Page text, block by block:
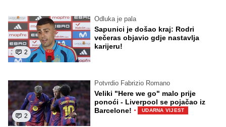
2
Odluka je pala
Sapunici je došao kraj: Rodri
večeras objavio gdje nastavlja
karijeru!
2
Potvrdio Fabrizio Romano
Veliki "Here we go" malo prije
ponoći - Liverpool se pojačao iz
Barcelone! · UDARNA VIJEST